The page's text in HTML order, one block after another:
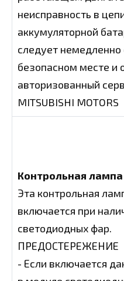
неисправность в
аккумуляторной
следует немедленно
безопасном месте и
авторизованный
MITSUBISHI MOTORS
Контрольная
Эта контрольная
включается при
светодиодных фар.
ПРЕДОСТЕРЕЖЕНИЕ
- Если включается